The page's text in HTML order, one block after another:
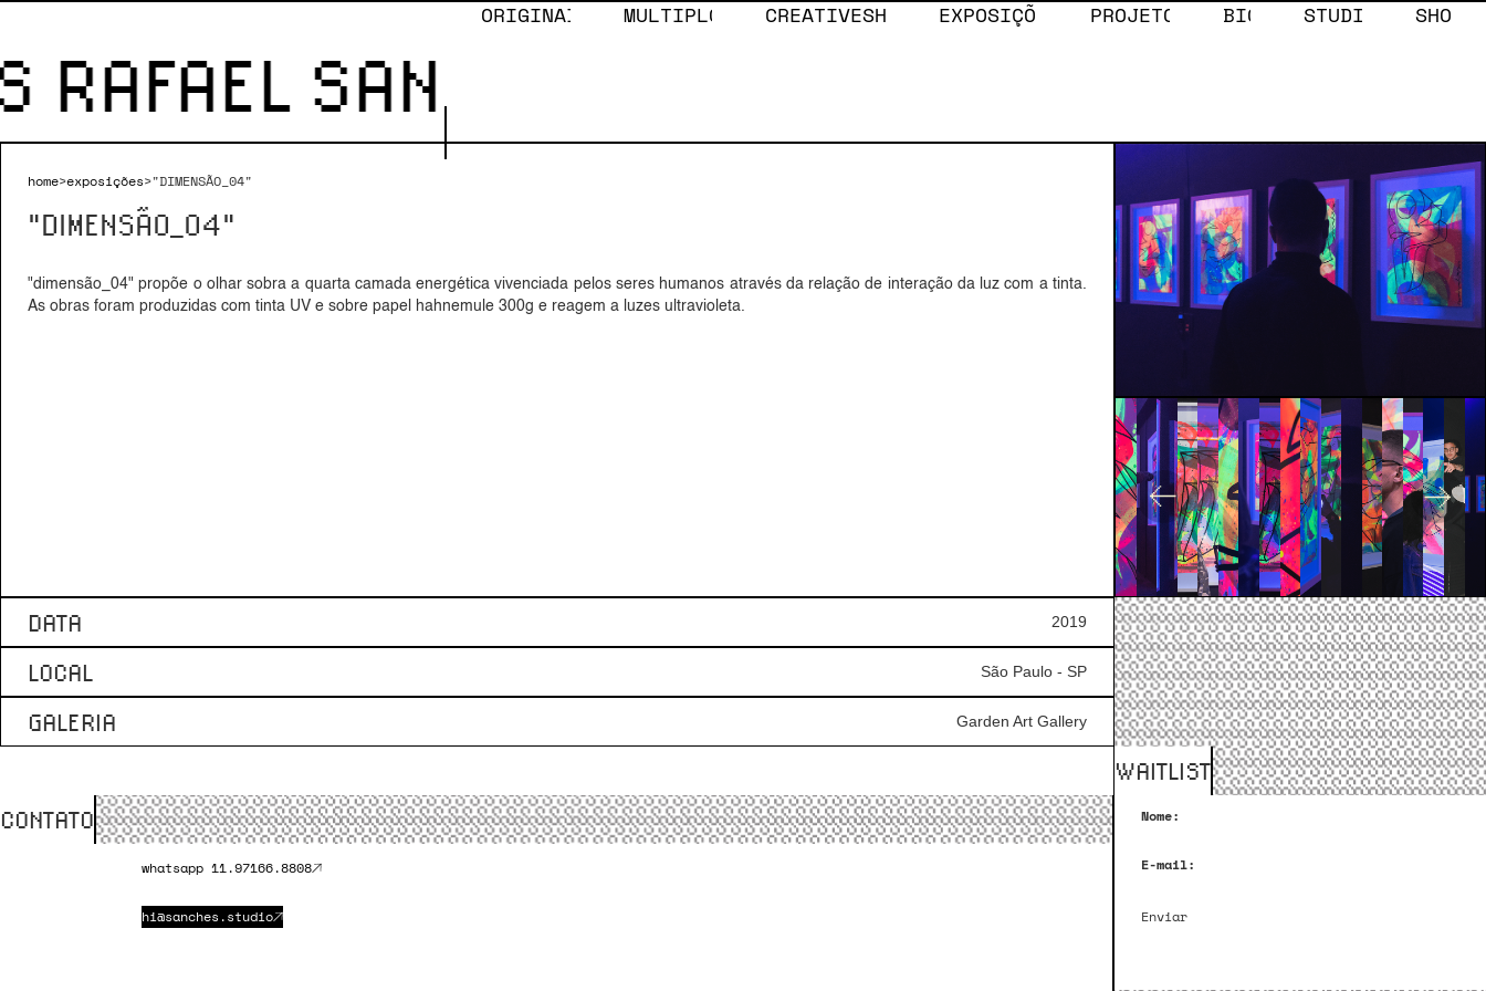
SANCHES RAFAEL SANCHES RAFAEL
ORIGINAIS MULTIPLOS CREATIVESHOP EXPOSIÇÕES PROJETOS BIO STUDIO SHOP
home>exposições>"DIMENSÃO_04"
"DIMENSÃO_04"
"dimensão_04" propõe o olhar sobra a quarta camada energética vivenciada pelos seres humanos através da relação de interação da luz com a tinta.
As obras foram produzidas com tinta UV e sobre papel hahnemule 300g e reagem a luzes ultravioleta.
DATA 2019
LOCAL São Paulo - SP
GALERIA Garden Art Gallery
CONTATO
whatsapp 11.97166.8808
hi@sanches.studio
WAITLIST
Nome:
E-mail:
Enviar